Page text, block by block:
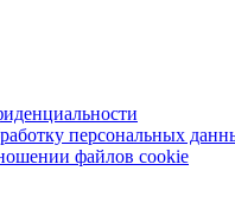
персональных
файлов cookie